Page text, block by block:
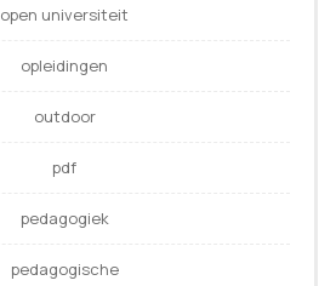
open universiteit
opleidingen
outdoor
pdf
pedagogiek
pedagogische